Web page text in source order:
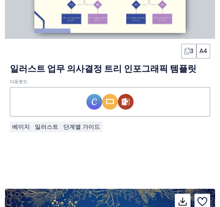
3 A4
일러스트 업무 의사결정 트리 인포그래픽 템플릿
다운로드
베이지 일러스트 단계별 가이드